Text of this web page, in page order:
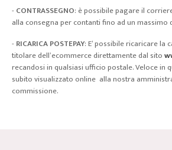
-CONTRASSEGNO: è possibile pagare il
alla consegna per contanti fino ad un massimo
-RICARICA POSTEPAY: E’ possibile ricaricare la
titolare dell’ecommerce direttamente dal sito
recandosi in qualsiasi ufficio postale. Veloce in
subito visualizzato online alla nostra
commissione.